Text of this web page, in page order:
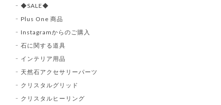
◆SALE◆
Plus One 商品
Instagramからのご購入
石に関する道具
インテリア用品
天然石アクセサリーパーツ
クリスタルグリッド
クリスタルヒーリング